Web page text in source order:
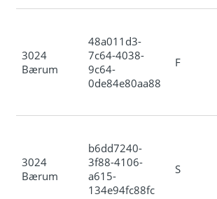
3024
Bærum
48a011d3-
7c64-4038-
9c64-
0de84e80aa88
F
3024
Bærum
b6dd7240-
3f88-4106-
a615-
134e94fc88fc
S